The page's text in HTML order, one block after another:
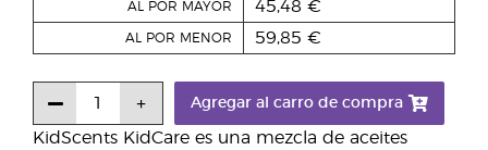
KidScents KidCare es una mezcla de aceites
AL POR MAYOR 45,48 €
AL POR MENOR 59,85 €
Agregar al carro de compra